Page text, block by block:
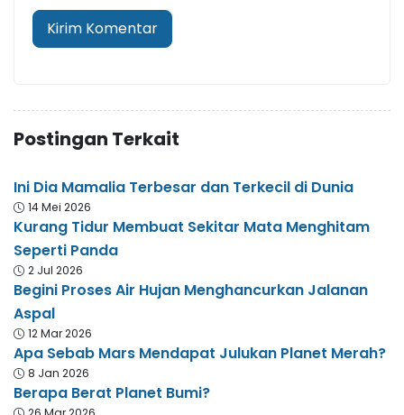
Postingan Terkait
Ini Dia Mamalia Terbesar dan Terkecil di Dunia
14 Mei 2026
Kurang Tidur Membuat Sekitar Mata Menghitam
Seperti Panda
2 Jul 2026
Begini Proses Air Hujan Menghancurkan Jalanan
Aspal
12 Mar 2026
Apa Sebab Mars Mendapat Julukan Planet Merah?
8 Jan 2026
Berapa Berat Planet Bumi?